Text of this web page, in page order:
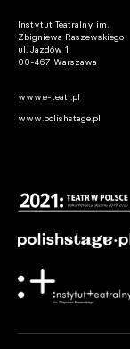
Instytut Teatralny im.
Zbigniewa Raszewskiego
ul. Jazdów 1
00-467 Warszawa
www.e-teatr.pl
www.polishstage.pl